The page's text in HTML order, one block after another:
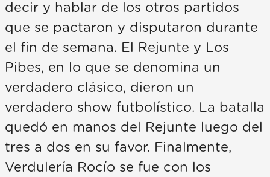
decir y hablar de los otros partidos
que se pactaron y disputaron durante
el fin de semana. El Rejunte y Los
Pibes, en lo que se denomina un
verdadero clásico, dieron un
verdadero show futbolístico. La batalla
quedó en manos del Rejunte luego del
tres a dos en su favor. Finalmente,
Verdulería Rocío se fue con los